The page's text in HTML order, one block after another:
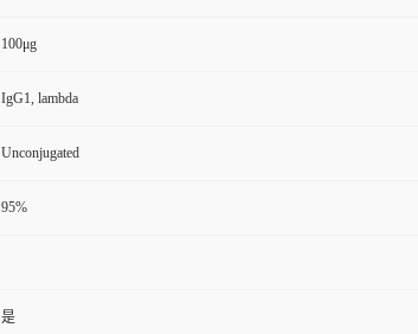
100μg
IgG1, lambda
Unconjugated
95%
是